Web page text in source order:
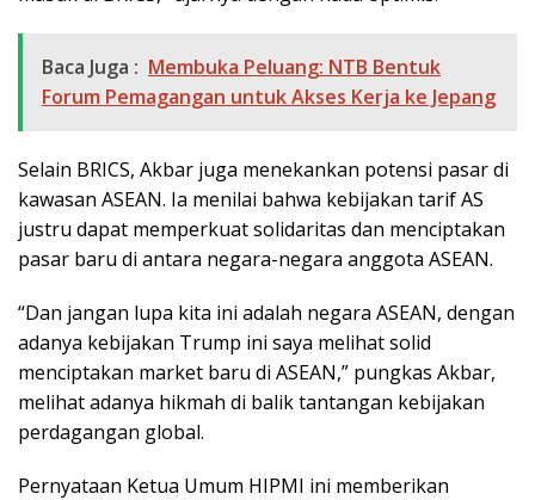
Baca Juga : Membuka Peluang: NTB Bentuk
Forum Pemagangan untuk Akses Kerja ke Jepang
Selain BRICS, Akbar juga menekankan potensi pasar di
kawasan ASEAN. Ia menilai bahwa kebijakan tarif AS
justru dapat memperkuat solidaritas dan menciptakan
pasar baru di antara negara-negara anggota ASEAN.
“Dan jangan lupa kita ini adalah negara ASEAN, dengan
adanya kebijakan Trump ini saya melihat solid
menciptakan market baru di ASEAN,” pungkas Akbar,
melihat adanya hikmah di balik tantangan kebijakan
perdagangan global.
Pernyataan Ketua Umum HIPMI ini memberikan